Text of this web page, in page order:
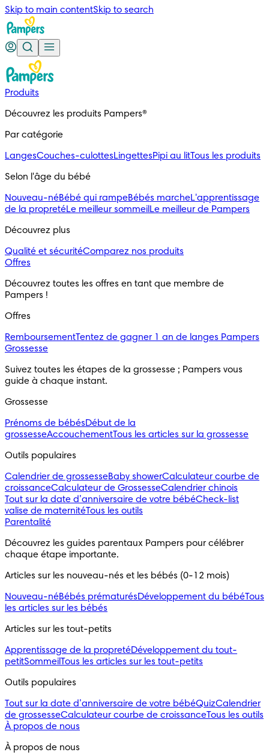
Skip to main contentSkip to search
Produits
Découvrez les produits Pampers®
Par catégorie
LangesCouches-culottesLingettesPipi au litTous les produits
Selon l'âge du bébé
Nouveau-néBébé qui rampeBébés marcheL'apprentissage
de la propretéLe meilleur sommeil Le meilleur de Pampers
Découvrez plus
Qualité et sécuritéComparez nos produits
Offres
Découvrez toutes les offres en tant que membre de
Pampers !
Offres
RemboursementTentez de gagner 1 an de langes Pampers
Grossesse
Suivez toutes les étapes de la grossesse ; Pampers vous
guide à chaque instant.
Grossesse
Prénoms de bébésDébut de la
grossesseAccouchementTous les articles sur la grossesse
Outils populaires
Calendrier de grossesseBaby showerCalculateur courbe de
croissanceCalculateur de GrossesseCalendrier chinois
Tout sur la date d’anniversaire de votre bébéCheck-list
valise de maternitéTous les outils
Parentalité
Découvrez les guides parentaux Pampers pour célébrer
chaque étape importante.
Articles sur les nouveau-nés et les bébés (0-12 mois)
Nouveau-néBébés prématurésDéveloppement du bébéTous
les articles sur les bébés
Articles sur les tout-petits
Apprentissage de la propretéDéveloppement du tout-
petitSommeilTous les articles sur les tout-petits
Outils populaires
Tout sur la date d’anniversaire de votre bébéQuizCalendrier
de grossesseCalculateur courbe de croissanceTous les outils
À propos de nous
À propos de nous